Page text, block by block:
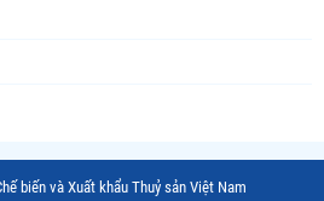
biến và Xuất khẩu Thuỷ sản Việt Nam